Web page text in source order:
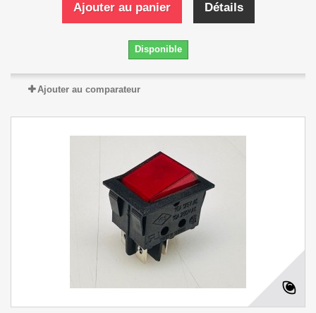
Ajouter au panier Détails
Disponible
Ajouter au comparateur